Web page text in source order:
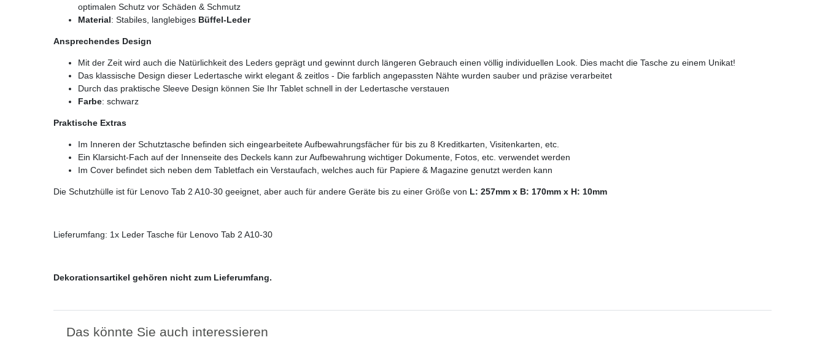
optimalen Schutz vor Schäden & Schmutz
Material: Stabiles, langlebiges Büffel-Leder
Ansprechendes Design
Mit der Zeit wird auch die Natürlichkeit des Leders geprägt und gewinnt durch längeren Gebrauch einen völlig individuellen Look. Dies macht die Tasche zu einem Unikat!
Das klassische Design dieser Ledertasche wirkt elegant & zeitlos - Die farblich angepassten Nähte wurden sauber und präzise verarbeitet
Durch das praktische Sleeve Design können Sie Ihr Tablet schnell in der Ledertasche verstauen
Farbe: schwarz
Praktische Extras
Im Inneren der Schutztasche befinden sich eingearbeitete Aufbewahrungsfächer für bis zu 8 Kreditkarten, Visitenkarten, etc.
Ein Klarsicht-Fach auf der Innenseite des Deckels kann zur Aufbewahrung wichtiger Dokumente, Fotos, etc. verwendet werden
Im Cover befindet sich neben dem Tabletfach ein Verstaufach, welches auch für Papiere & Magazine genutzt werden kann
Die Schutzhülle ist für Lenovo Tab 2 A10-30 geeignet, aber auch für andere Geräte bis zu einer Größe von L: 257mm x B: 170mm x H: 10mm
Lieferumfang: 1x Leder Tasche für Lenovo Tab 2 A10-30
Dekorationsartikel gehören nicht zum Lieferumfang.
Das könnte Sie auch interessieren